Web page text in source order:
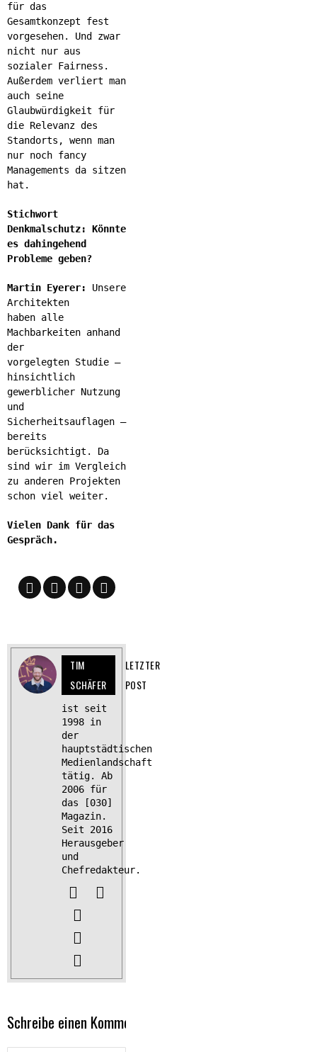
für das
Gesamtkonzept fest
vorgesehen. Und zwar
nicht nur aus
sozialer Fairness.
Außerdem verliert man
auch seine
Glaubwürdigkeit für
die Relevanz des
Standorts, wenn man
nur noch fancy
Managements da sitzen
hat.
Stichwort
Denkmalschutz: Könnte
es dahingehend
Probleme geben?
Martin Eyerer:
Unsere
Architekten
haben alle
Machbarkeiten anhand
der
vorgelegten Studie –
hinsichtlich
gewerblicher Nutzung
und
Sicherheitsauflagen –
bereits
berücksichtigt. Da
sind wir im Vergleich
zu anderen Projekten
schon viel weiter.
Vielen Dank für das
Gespräch.
TIM
SCHÄFER
LETZTER
POST
ist seit
1998 in
der
hauptstädtischen
Medienlandschaft
tätig. Ab
2006 für
das [030]
Magazin.
Seit 2016
Herausgeber
und
Chefredakteur.
Schreibe einen Kommentar